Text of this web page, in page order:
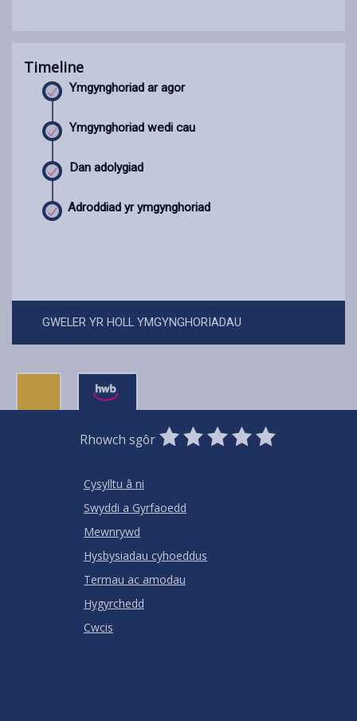
Timeline
Ymgynghoriad ar agor
Ymgynghoriad wedi cau
Dan adolygiad
Adroddiad yr ymgynghoriad
GWELER YR HOLL YMGYNGHORIADAU
Rhowch sgôr
0
Stars
1
Star
2
Stars
3
Stars
4
Stars
5
Stars
Cysylltu â ni
Swyddi a Gyrfaoedd
Mewnrywd
Hysbysiadau cyhoeddus
Termau ac amodau
Hygyrchedd
Cwcis